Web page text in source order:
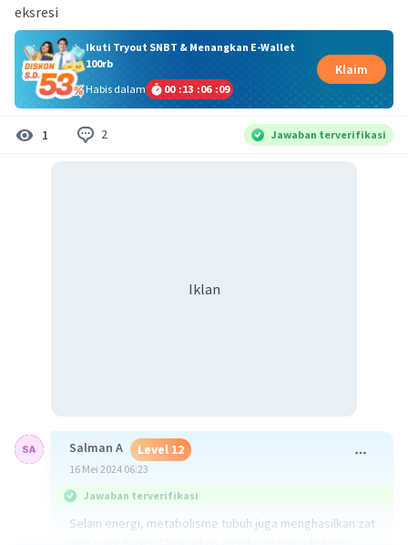
eksresi
Ikuti Tryout SNBT & Menangkan E-Wallet
100rb
Habis dalam
00 :13 :06 :09
Klaim
1 2 Jawaban terverifikasi
Iklan
Salman A Level 12
16 Mei 2024 06:23
Jawaban terverifikasi
Selain energi, metabolisme tubuh juga menghasilkan zat